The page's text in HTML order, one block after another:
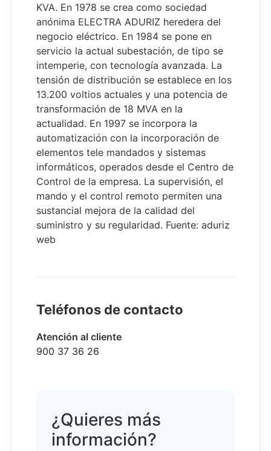
KVA. En 1978 se crea como sociedad
anónima ELECTRA ADURIZ heredera del
negocio eléctrico. En 1984 se pone en
servicio la actual subestación, de tipo se
intemperie, con tecnología avanzada. La
tensión de distribución se establece en los
13.200 voltios actuales y una potencia de
transformación de 18 MVA en la
actualidad. En 1997 se incorpora la
automatización con la incorporación de
elementos tele mandados y sistemas
informáticos, operados desde el Centro de
Control de la empresa. La supervisión, el
mando y el control remoto permiten una
sustancial mejora de la calidad del
suministro y su regularidad. Fuente: aduriz
web
Teléfonos de contacto
Atención al cliente
900 37 36 26
¿Quieres más
información?